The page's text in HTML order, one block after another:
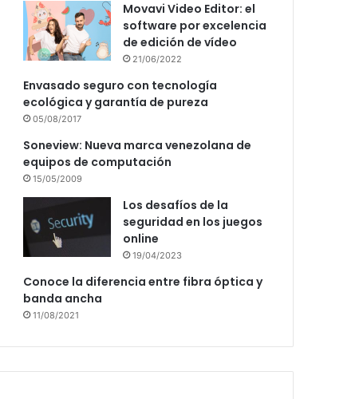
Movavi Video Editor: el
software por excelencia
de edición de vídeo
21/06/2022
Envasado seguro con tecnología
ecológica y garantía de pureza
05/08/2017
Soneview: Nueva marca venezolana de
equipos de computación
15/05/2009
Los desafíos de la
seguridad en los juegos
online
19/04/2023
Conoce la diferencia entre fibra óptica y
banda ancha
11/08/2021